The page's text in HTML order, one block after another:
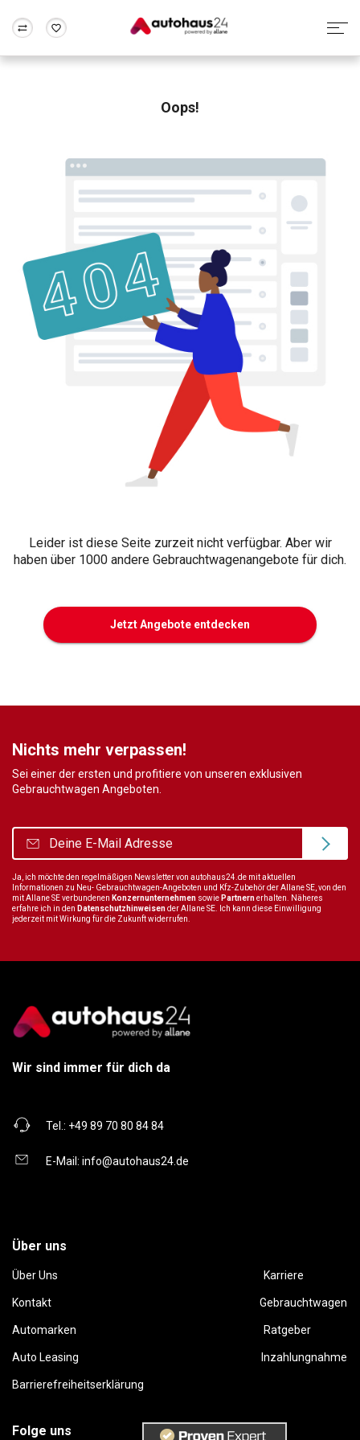
Rund um die Inzahlungnahme
Oops!
Leider ist diese Seite zurzeit nicht verfügbar. Aber wir
haben über 1000 andere Gebrauchtwagenangebote für dich.
Jetzt Angebote entdecken
Nichts mehr verpassen!
Sei einer der ersten und profitiere von unseren exklusiven
Gebrauchtwagen Angeboten.
Ja, ich möchte den regelmäßigen Newsletter von autohaus24.de mit aktuellen
Informationen zu Neu- Gebrauchtwagen-Angeboten und Kfz-Zubehör der Allane SE, von den
mit Allane SE verbundenen Konzernunternehmen sowie Partnernerhalten. Näheres
erfahre ich in den Datenschutzhinweisender Allane SE. Ich kann diese Einwilligung
jederzeit mit Wirkung für die Zukunft widerrufen.
Wir sind immer für dich da
Tel.: +49 89 70 80 84 84
E-Mail: info@autohaus24.de
Über uns
Über Uns Karriere
Kontakt Gebrauchtwagen
Automarken Ratgeber
Auto Leasing Inzahlungnahme
Barrierefreiheitserklärung
Folge uns